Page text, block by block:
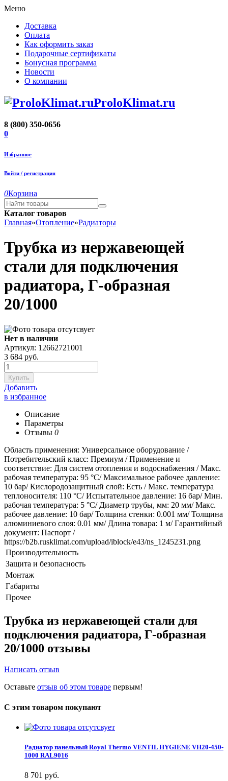
Меню
Доставка
Оплата
Как оформить заказ
Подарочные сертификаты
Бонусная программа
Новости
О компании
ProloKlimat.ru
8 (800) 350-0656
0
Избранное
Войти / регистрация
0Корзина
Каталог товаров
Главная»Отопление»Радиаторы
Трубка из нержавеющей
стали для подключения
радиатора, Г-образная
20/1000
Нет в наличии
Артикул: 12662721001
3 684 руб.
Купить
Добавить
в избранное
Описание
Параметры
Отзывы 0
Область применения: Универсальное оборудование /
Потребительский класс: Премиум / Применение и
соответствие: Для систем отопления и водоснабжения / Макс.
рабочая температура: 95 °С/ Максимальное рабочее давление:
10 бар/ Кислородозащитный слой: Есть / Макс. температура
теплоносителя: 110 °С/ Испытательное давление: 16 бар/ Мин.
рабочая температура: 5 °С/ Диаметр трубы, мм: 20 мм/ Макс.
рабочее давление: 10 бар/ Толщина стенки: 0.001 мм/ Толщина
алюминиевого слоя: 0.01 мм/ Длина товара: 1 м/ Гарантийный
документ: Паспорт /
https://b2b.rusklimat.com/upload/iblock/e43/ns_1245231.png
Производительность
Защита и безопасность
Монтаж
Габариты
Прочее
Трубка из нержавеющей стали для
подключения радиатора, Г-образная
20/1000 отзывы
Написать отзыв
Оставьте отзыв об этом товаре первым!
С этим товаром покупают
Радиатор панельный Royal Thermo VENTIL HYGIENE VH20-450-
1000 RAL9016
8 701 руб.